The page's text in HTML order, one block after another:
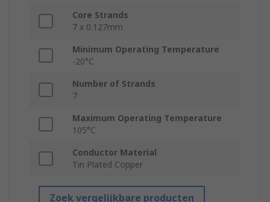
Core Strands
7 x 0.127mm
Minimum Operating Temperature
-20°C
Number of Strands
7
Maximum Operating Temperature
105°C
Conductor Material
Tin Plated Copper
Zoek vergelijkbare producten